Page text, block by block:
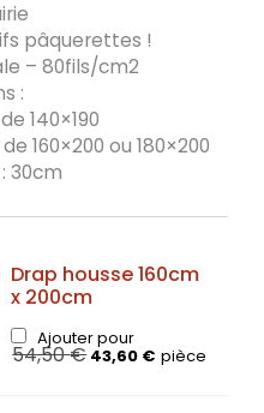
pâquerettes !
– 80fils/cm2
:
140×190
160×200 ou 180×200
30cm
Drap housse 160cm
x 200cm
Ajouter pour
54,50€43,60 € pièce